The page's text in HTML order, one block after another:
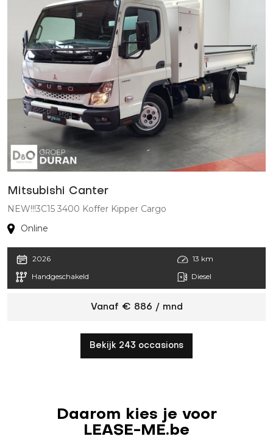
Mitsubishi Canter
NEW!!!3C15 3400 Koffer Kipper Cargo
Online
2026
13 km
Handgeschakeld
Diesel
Vanaf € 886 / mnd
Bekijk 243 occasions
Daarom kies je voor
LEASE-ME.be